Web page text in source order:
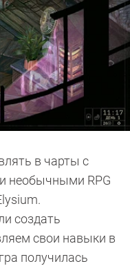
в чарты с
и необычными RPG
создать
свои навыки в
получилась